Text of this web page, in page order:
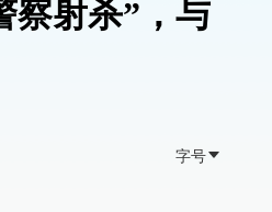
察射杀”，与
字号